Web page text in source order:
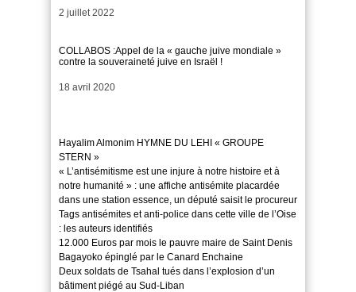
Date
2 juillet 2022
COLLABOS :Appel de la « gauche juive mondiale »
contre la souveraineté juive en Israël !
Date
18 avril 2020
Hayalim Almonim HYMNE DU LEHI « GROUPE
STERN »
« L’antisémitisme est une injure à notre histoire et à
notre humanité » : une affiche antisémite placardée
dans une station essence, un député saisit le procureur
Tags antisémites et anti-police dans cette ville de l’Oise
: les auteurs identifiés
12.000 Euros par mois le pauvre maire de Saint Denis
Bagayoko épinglé par le Canard Enchaine
Deux soldats de Tsahal tués dans l’explosion d’un
bâtiment piégé au Sud-Liban